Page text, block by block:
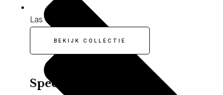
Las Vegas
BEKIJK COLLECTIE
Specials